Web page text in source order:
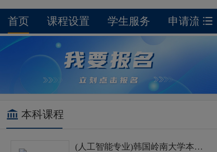
首页 课程设置 学生服务 申请流程
本科课程
(人工智能专业)韩国岭南大学本科学士学位课程费用以及学费